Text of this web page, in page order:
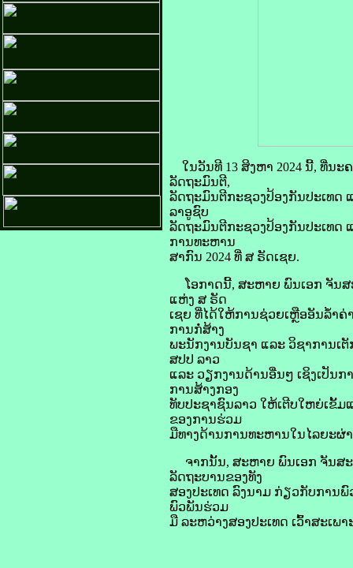
ໃນວັນທີ 13 ສິງຫາ 2024 ນີ້, ທີ່
ລັດຖະມົນຕີ,
ລັດຖະມົນຕີກະຊວງປ້ອງກັນປະເທດ
ລາອູຊົບ
ລັດຖະມົນຕີກະຊວງປ້ອງກັນປະເທດ
ການທະຫານ
ສາກົນ 2024 ທີ່ ສ ຣັດເຊຍ.
ໂອກາດນີ້, ສະຫາຍ ພົນເອກ ຈັນສ
ແຫ່ງ ສ ຣັດ
ເຊຍ ທີ່ໄດ້ໃຫ້ການຊ່ວຍເຫຼືອອັນລ້ຳ
ການກໍ່ສ້າງ
ພະນັກງານບັນຊາ ແລະ ວິຊາການເ
ສປປ ລາວ
ແລະ ວຽກງານດ້ານອື່ນໆ ເຊິງເປັນ
ການສ້າງກອງ
ທັບປະຊາຊົນລາວ ໃຫ້ເຕີບໃຫຍ່ເຂັ້
ຂອງການຮ່ວມ
ມືທາງດ້ານການທະຫານໃນໄລຍະ
ຈາກນັ້ນ, ສະຫາຍ ພົນເອກ ຈັນສະ
ລັດຖະບານຂອງທັງ
ສອງປະເທດ ລົງນາມ ກ່ຽວກັບການ
ພົວພັນຮ່ວມ
ມື ລະຫວ່າງສອງປະເທດ ເວົ້າສະເ